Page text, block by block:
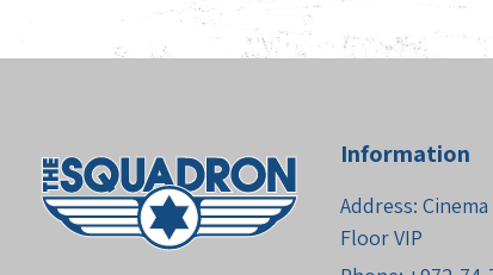
Information
Address:
Floor VIP